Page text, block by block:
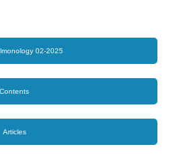
02-2025
Contents
Articles